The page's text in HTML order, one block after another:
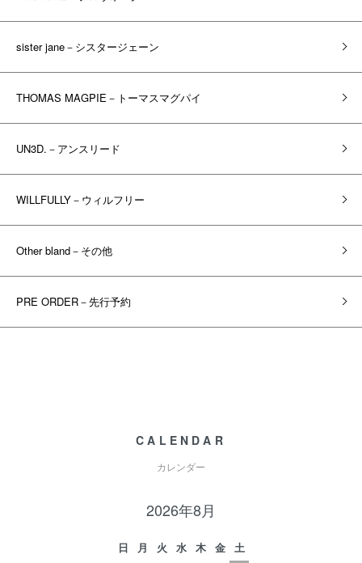
sister jane－シスタージェーン
THOMAS MAGPIE－トーマスマグパイ
UN3D.－アンスリード
WILLFULLY－ウィルフリー
Other bland－その他
PRE ORDER－先行予約
CALENDAR
カレンダー
2026年8月
日 月 火 水 木 金
土